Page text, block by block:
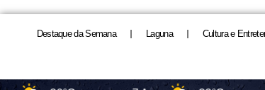
Destaque da Semana Laguna Cultura e